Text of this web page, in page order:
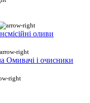
оливи
Омивачі і очисники